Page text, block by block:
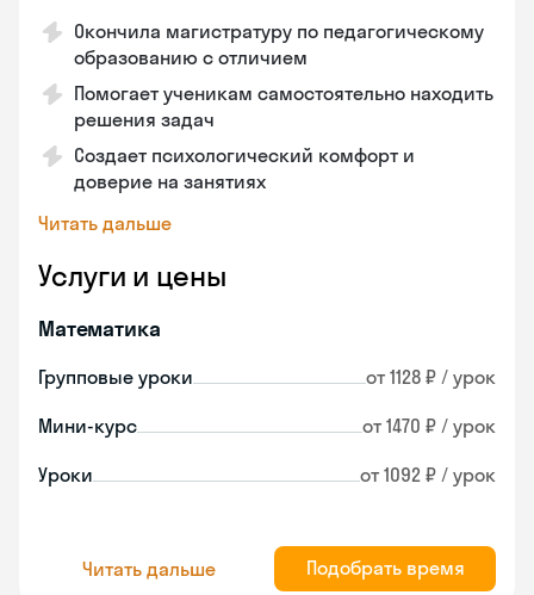
Окончила магистратуру по педагогическому
образованию с отличием
Помогает ученикам самостоятельно находить
решения задач
Создает психологический комфорт и
доверие на занятиях
Читать дальше
Услуги и цены
Математика
Групповые уроки от 1128 ₽ / урок
Мини-курс от 1470 ₽ / урок
Уроки от 1092 ₽ / урок
Читать дальше Подобрать время